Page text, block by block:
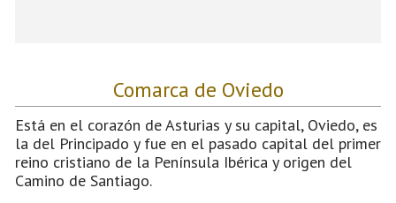
Comarca de Oviedo
Está en el corazón de Asturias y su capital, Oviedo, es
la del Principado y fue en el pasado capital del primer
reino cristiano de la Península Ibérica y origen del
Camino de Santiago.